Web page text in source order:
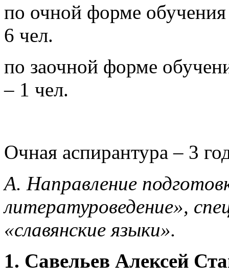
по очной форме
6 чел.
по заочной форме
– 1 чел.
Очная аспирантура – 3
А. Направление
литературоведение»,
«славянские языки».
1. Савельев Алексей